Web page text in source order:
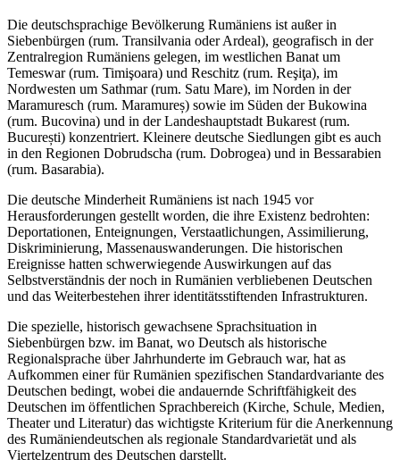
Die deutschsprachige Bevölkerung Rumäniens ist außer in
Siebenbürgen (rum. Transilvania oder Ardeal), geografisch in der
Zentralregion Rumäniens gelegen, im westlichen Banat um
Temeswar (rum. Timişoara) und Reschitz (rum. Reşiţa), im
Nordwesten um Sathmar (rum. Satu Mare), im Norden in der
Maramuresch (rum. Maramureș) sowie im Süden der Bukowina
(rum. Bucovina) und in der Landeshauptstadt Bukarest (rum.
București) konzentriert. Kleinere deutsche Siedlungen gibt es auch
in den Regionen Dobrudscha (rum. Dobrogea) und in Bessarabien
(rum. Basarabia).
Die deutsche Minderheit Rumäniens ist nach 1945 vor
Herausforderungen gestellt worden, die ihre Existenz bedrohten:
Deportationen, Enteignungen, Verstaatlichungen, Assimilierung,
Diskriminierung, Massenauswanderungen. Die historischen
Ereignisse hatten schwerwiegende Auswirkungen auf das
Selbstverständnis der noch in Rumänien verbliebenen Deutschen
und das Weiterbestehen ihrer identitätsstiftenden Infrastrukturen.
Die spezielle, historisch gewachsene Sprachsituation in
Siebenbürgen bzw. im Banat, wo Deutsch als historische
Regionalsprache über Jahrhunderte im Gebrauch war, hat as
Aufkommen einer für Rumänien spezifischen Standardvariante des
Deutschen bedingt, wobei die andauernde Schriftfähigkeit des
Deutschen im öffentlichen Sprachbereich (Kirche, Schule, Medien,
Theater und Literatur) das wichtigste Kriterium für die Anerkennung
des Rumäniendeutschen als regionale Standardvarietät und als
Viertelzentrum des Deutschen darstellt.